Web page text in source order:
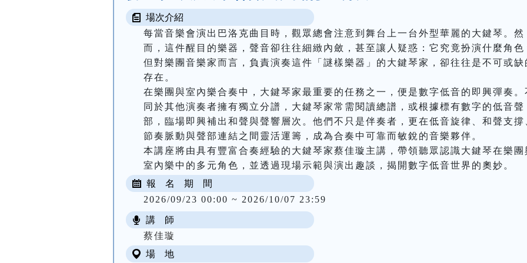
場次介紹
每當音樂會演出巴洛克曲目時，觀眾總會注意到舞台上一台外型華麗的大鍵琴。然
而，這件醒目的樂器，聲音卻往往細緻內斂，甚至讓人疑惑：它究竟扮演什麼角色
但對樂團音樂家而言，負責演奏這件「謎樣樂器」的大鍵琴家，卻往往是不可或缺
存在。
在樂團與室內樂合奏中，大鍵琴家最重要的任務之一，便是數字低音的即興彈奏。
同於其他演奏者擁有獨立分譜，大鍵琴家常需閱讀總譜，或根據標有數字的低音聲
部，臨場即興補出和聲與聲響層次。他們不只是伴奏者，更在低音旋律、和聲支撐
節奏脈動與聲部連結之間靈活運籌，成為合奏中可靠而敏銳的音樂夥伴。
本講座將由具有豐富合奏經驗的大鍵琴家蔡佳璇主講，帶領聽眾認識大鍵琴在樂團
室內樂中的多元角色，並透過現場示範與演出趣談，揭開數字低音世界的奧妙。
報 名 期 間
2026/09/23 00:00 ~ 2026/10/07 23:59
講 師
蔡佳璇
場 地